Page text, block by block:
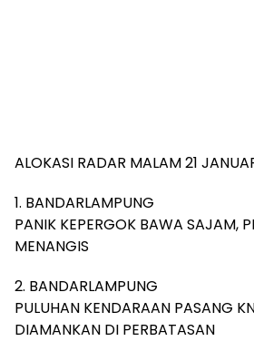
ALOKASI RADAR MALAM 21
1. BANDARLAMPUNG
PANIK KEPERGOK BAWA SAJAM,
MENANGIS
2. BANDARLAMPUNG
PULUHAN KENDARAAN PASANG
DIAMANKAN DI PERBATASAN